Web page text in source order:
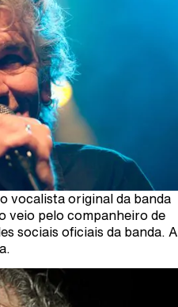
vocalista original da banda
veio pelo companheiro de
sociais oficiais da banda. A